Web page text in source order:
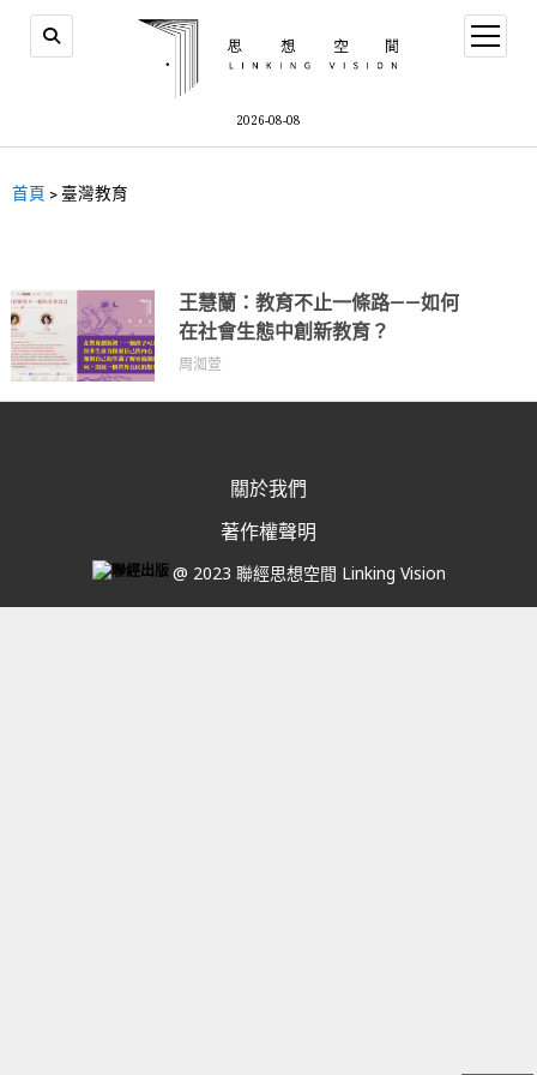
2026-08-08
首頁 >臺灣教育
王慧蘭：教育不止一條路——如何
在社會生態中創新教育？
周洳萱
關於我們
著作權聲明
@ 2023 聯經思想空間 Linking Vision